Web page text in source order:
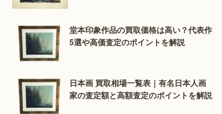
堂本印象作品の買取価格は高い？代表作
5選や高価査定のポイントを解説
日本画 買取相場一覧表｜有名日本人画
家の査定額と高額査定のポイントを解説